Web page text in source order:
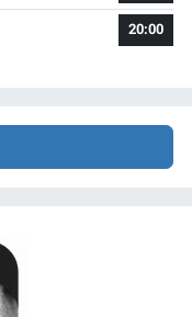
20:00